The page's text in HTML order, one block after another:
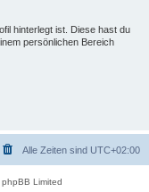
hinterlegt ist. Diese hast du
persönlichen Bereich
Alle Zeiten sind UTC+02:00
Limited